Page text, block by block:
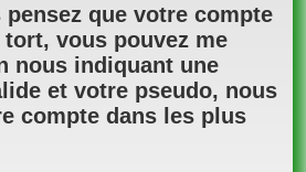
que votre compte
vous pouvez me
nous indiquant une
et votre pseudo, nous
compte dans les plus